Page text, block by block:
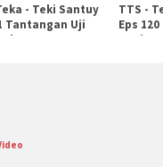
- Teki Santuy
Tantangan Uji
TTS -
Eps